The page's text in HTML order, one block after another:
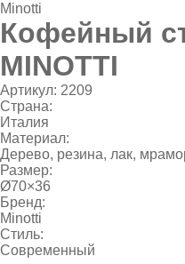
Minotti
Кофейный
MINOTTI
Артикул: 2209
Страна:
Италия
Материал:
Дерево, резина, лак,
Размер:
Ø70×36
Бренд:
Minotti
Стиль:
Современный